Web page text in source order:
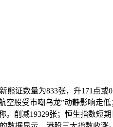
证数量为833张，升171点或
空股受市嘲乌龙”动静影响走
削减19329张；恒生指数短